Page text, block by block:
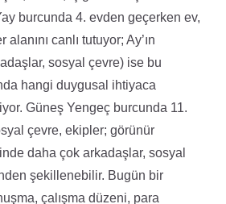
burcunda 4. evden geçerken ev,
canlı tutuyor; Ay’ın
sosyal çevre) ise bu
hangi duygusal ihtiyaca
Güneş Yengeç burcunda 11.
çevre, ekipler; görünür
daha çok arkadaşlar, sosyal
şekillenebilir. Bugün bir
çalışma düzeni, para